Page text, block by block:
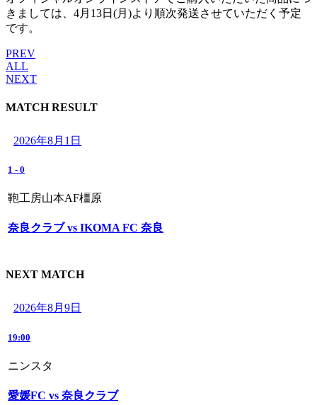
きましては、4月13日(月)より順次発送させていただく予定
です。
PREV
ALL
NEXT
MATCH RESULT
2026年8月1日
1 - 0
鞄工房山本AF橿原
奈良クラブ vs IKOMA FC 奈良
NEXT MATCH
2026年8月9日
19:00
ニンスタ
愛媛FC vs 奈良クラブ